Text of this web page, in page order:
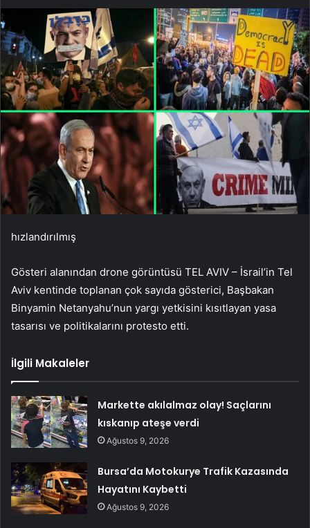
hızlandırılmış
Gösteri alanından drone görüntüsü TEL AVIV – İsrail’in Tel
Aviv kentinde toplanan çok sayıda gösterici, Başbakan
Binyamin Netanyahu’nun yargı yetkisini kısıtlayan yasa
tasarısı ve politikalarını protesto etti.
İlgili Makaleler
Markette akılalmaz olay! Saçlarını
kıskanıp ateşe verdi
Ağustos 9, 2026
Bursa’da Motokurye Trafik Kazasında
Hayatını Kaybetti
Ağustos 9, 2026